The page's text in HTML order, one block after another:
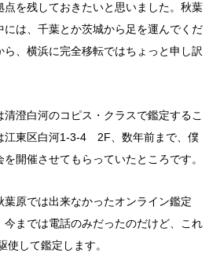
を残しておきたいと思いました。秋葉
には、千葉とか茨城から足を運んでくだ
ら、横浜に完全移転ではちょっと申し訳
澄白河のコピス・クラスで鑑定するこ
江東区白河1-3-4 2F、数年前まで、僕
開催させてもらっていたところです。
原では出来なかったオンライン鑑定
今までは電話のみだったのだけど、これ
して鑑定します。